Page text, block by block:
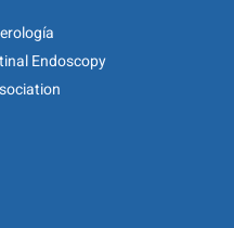
Endoscopy